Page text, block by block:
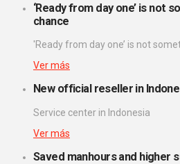
‘Ready from day one’ is not
chance
'Ready from day one’ is not
Ver más
New official reseller in
Service center in Indonesia
Ver más
Saved manhours and higher